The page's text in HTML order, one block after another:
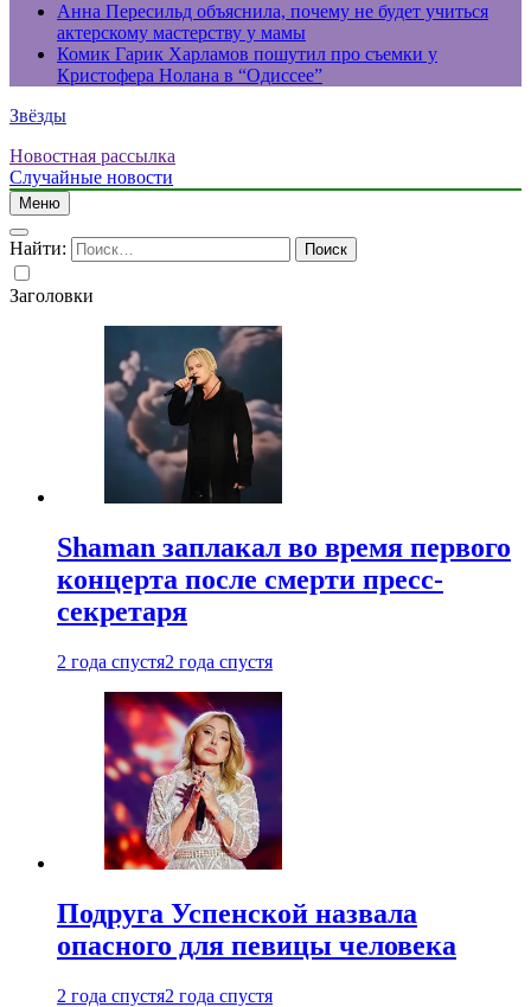
Анна Пересильд объяснила, почему не будет учиться
актерскому мастерству у мамы
Комик Гарик Харламов пошутил про съемки у
Кристофера Нолана в “Одиссее”
Звёзды
Новостная рассылка
Случайные новости
Меню
Найти:
Заголовки
Shaman заплакал во время первого
концерта после смерти пресс-
секретаря
2 года спустя2 года спустя
Подруга Успенской назвала
опасного для певицы человека
2 года спустя2 года спустя